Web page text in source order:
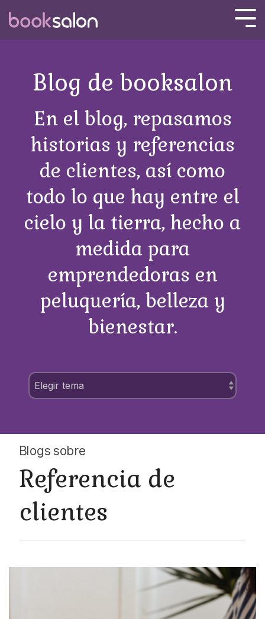
the
main
Blog de booksalon
En el blog, repasamos
historias y referencias
de clientes, así como
todo lo que hay entre el
cielo y la tierra, hecho a
medida para
emprendedoras en
peluquería, belleza y
bienestar.
Blogs sobre
Referencia de
clientes